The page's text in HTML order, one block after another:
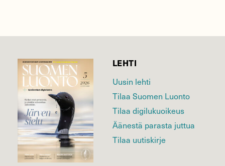
LEHTI
Uusin lehti
Tilaa Suomen Luonto
Tilaa digilukuoikeus
Äänestä parasta juttua
Tilaa uutiskirje